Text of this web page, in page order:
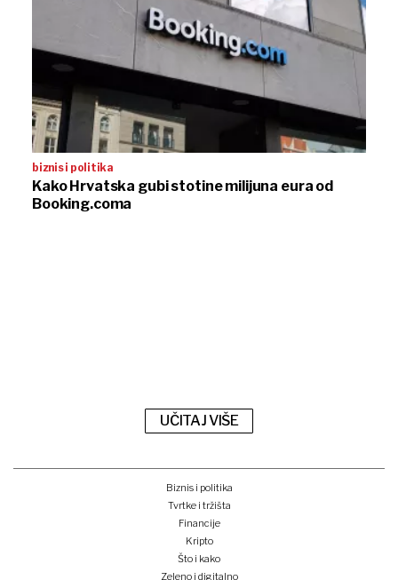
biznis i politika
Kako Hrvatska gubi stotine milijuna eura od
Booking.coma
UČITAJ VIŠE
Biznis i politika
Tvrtke i tržišta
Financije
Kripto
Što i kako
Zeleno i digitalno